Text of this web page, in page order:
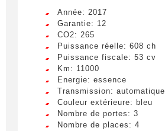
Année: 2017
Garantie: 12
CO2: 265
Puissance réelle: 608 ch
Puissance fiscale: 53 cv
Km: 11000
Energie: essence
Transmission: automatique
Couleur extérieure: bleu
Nombre de portes: 3
Nombre de places: 4